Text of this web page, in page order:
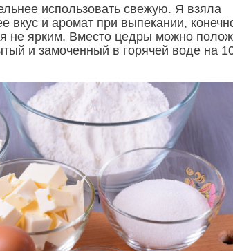
использовать свежую. Я взяла
вкус и аромат при выпекании,
не ярким. Вместо цедры можно
и замоченный в горячей воде на